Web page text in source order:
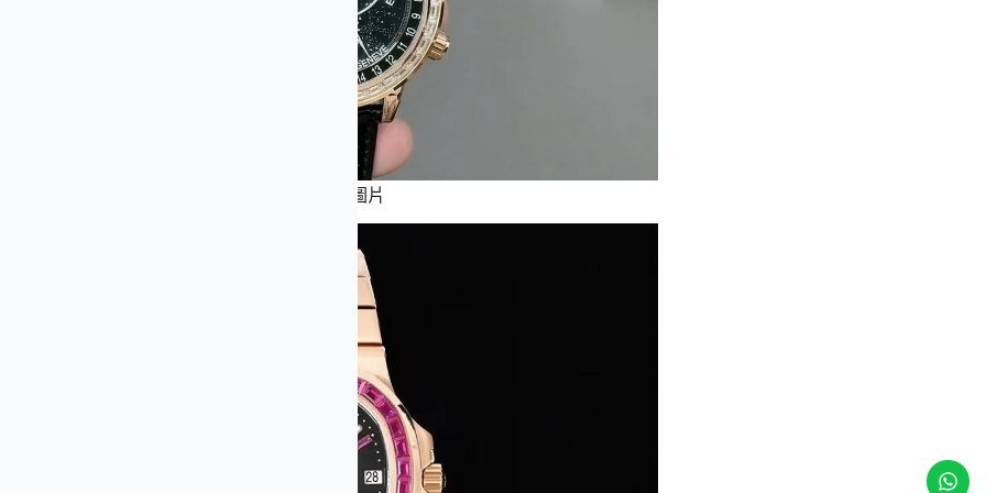
達翡麗40MM古典表系列5226G-001腕表實拍圖片